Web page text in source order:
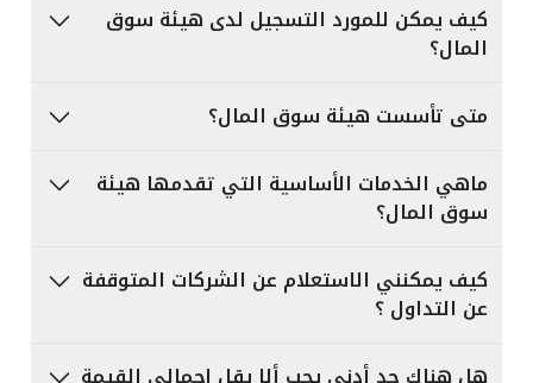
كيف يمكن للمورد التسجيل لدى هيئة سوق
المال؟
متى تأسست هيئة سوق المال؟
ماهي الخدمات الأساسية التي تقدمها هيئة
سوق المال؟
كيف يمكنني الاستعلام عن الشركات المتوقفة
عن التداول ؟